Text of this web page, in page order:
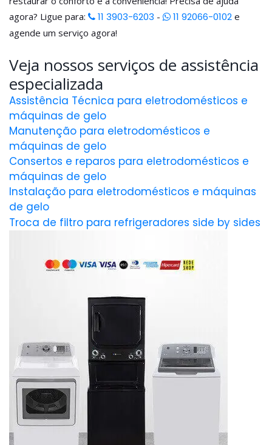
agora? Ligue para:
11 3903-6203 - 11 92066-0102 e
agende um serviço agora!
Veja nossos serviços de assistência
especializada
Assistência Técnica para eletrodomésticos e
máquinas de gelo
Manutenção para eletrodomésticos e
máquinas de gelo
Consertos e reparos para eletrodomésticos e
máquinas de gelo
Instalação para eletrodomésticos e máquinas
de gelo
Troca de filtro para refrigeradores side by sides